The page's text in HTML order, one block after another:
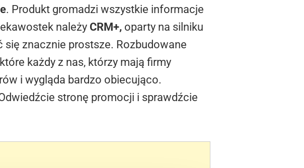
. Produkt gromadzi wszystkie informacje
należy CRM+, oparty na silniku
znacznie prostsze. Rozbudowane
każdy z nas, którzy mają firmy
i wygląda bardzo obiecująco.
stronę promocji i sprawdźcie